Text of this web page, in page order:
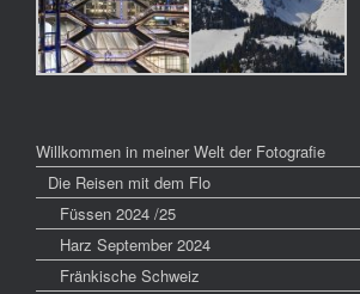
Willkommen in meiner Welt der Fotografie
Die Reisen mit dem Flo
Füssen 2024 /25
Harz September 2024
Fränkische Schweiz